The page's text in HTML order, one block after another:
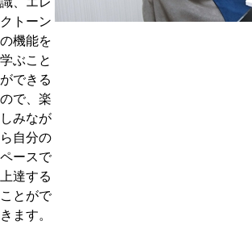
クトーン
の機能を
学ぶこと
ができる
ので、楽
しみなが
ら自分の
ペースで
上達する
ことがで
きます。